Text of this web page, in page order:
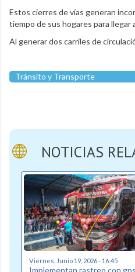
Estos cierres de vías generan
tiempo de sus hogares para
Al generar dos carriles de
Tránsito y Transporte
NOTICIAS
Viernes, Junio 19, 2026 - 16:45